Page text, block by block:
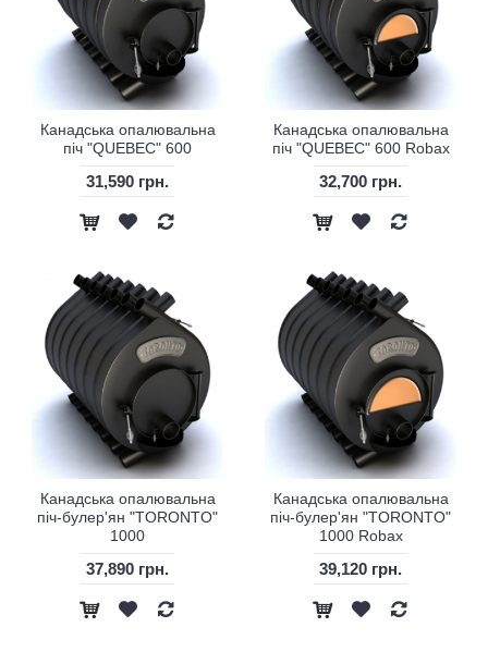
Канадська опалювальна
піч "QUEBEC" 600
31,590 грн.
Канадська опалювальна
піч "QUEBEC" 600 Robax
32,700 грн.
Канадська опалювальна
піч-булер'ян "TORONTO"
1000
37,890 грн.
Канадська опалювальна
піч-булер'ян "TORONTO"
1000 Robax
39,120 грн.